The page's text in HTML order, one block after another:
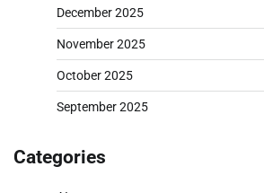
December 2025
November 2025
October 2025
September 2025
Categories